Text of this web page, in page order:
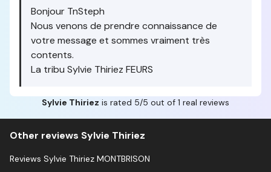
Bonjour TnSteph
Nous venons de prendre connaissance de
votre message et sommes vraiment très
contents.
La tribu Sylvie Thiriez FEURS
Sylvie Thiriez is rated 5/5 out of 1 real reviews
Other reviews Sylvie Thiriez
Reviews Sylvie Thiriez MONTBRISON